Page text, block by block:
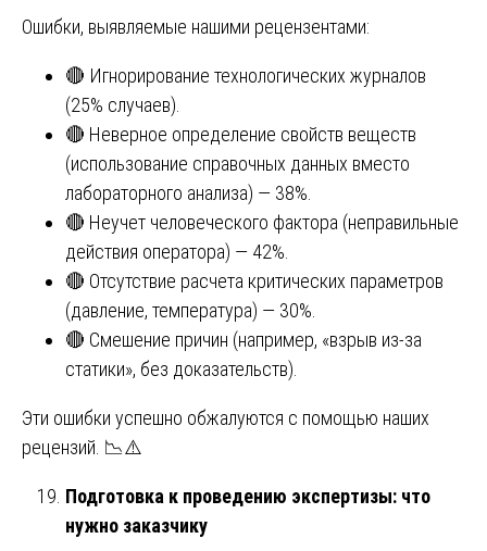
Ошибки, выявляемые нашими рецензентами:
🔴 Игнорирование технологических журналов
(25% случаев).
🔴 Неверное определение свойств веществ
(использование справочных данных вместо
лабораторного анализа) — 38%.
🔴 Неучет человеческого фактора (неправильные
действия оператора) — 42%.
🔴 Отсутствие расчета критических параметров
(давление, температура) — 30%.
🔴 Смешение причин (например, «взрыв из-за
статики», без доказательств).
Эти ошибки успешно обжалуются с помощью наших
рецензий. 📉⚠️
Подготовка к проведению экспертизы: что
нужно заказчику